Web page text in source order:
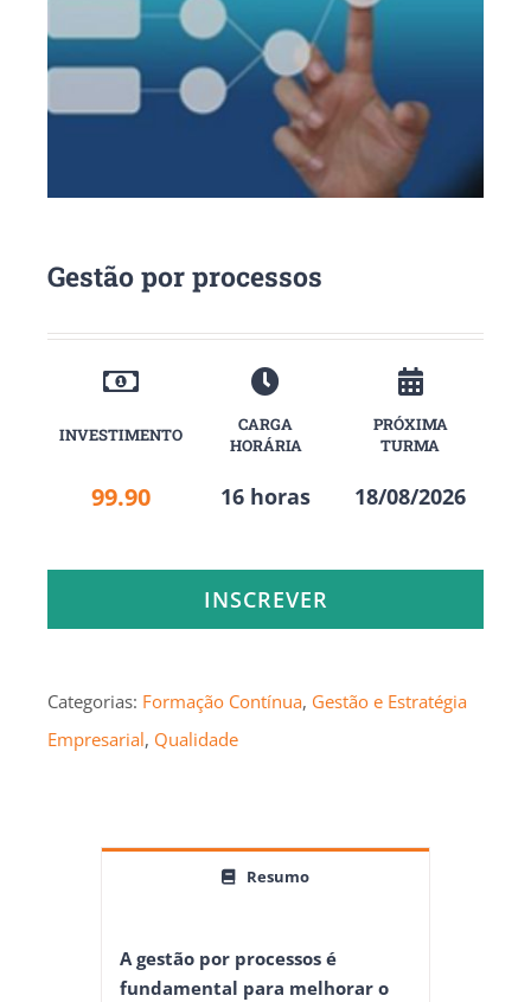
Gestão por processos
INVESTIMENTO
CARGA
HORÁRIA
PRÓXIMA
TURMA
99.90 16 horas 18/08/2026
INSCREVER
Categorias: Formação Contínua, Gestão e Estratégia
Empresarial, Qualidade
Resumo
A gestão por processos é
fundamental para melhorar o